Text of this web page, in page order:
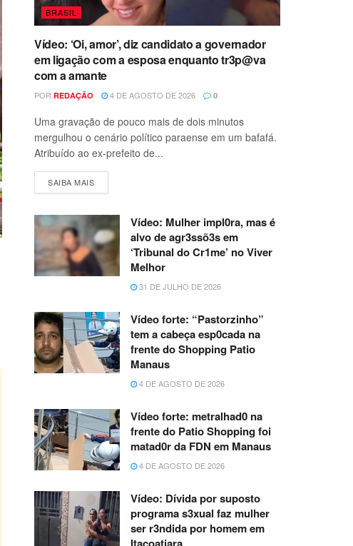
BRASIL
Vídeo: ‘Oi, amor’, diz candidato a governador
em ligação com a esposa enquanto tr3p@va
com a amante
POR REDAÇÃO 4 DE AGOSTO DE 2026 0
Uma gravação de pouco mais de dois minutos
mergulhou o cenário político paraense em um bafafá.
Atribuído ao ex-prefeito de...
SAIBA MAIS
Vídeo: Mulher impl0ra, mas é
alvo de agr3ssõ3s em
‘Tribunal do Cr1me’ no Viver
Melhor
31 DE JULHO DE 2026
Vídeo forte: “Pastorzinho”
tem a cabeça esp0cada na
frente do Shopping Patio
Manaus
4 DE AGOSTO DE 2026
Vídeo forte: metralhad0 na
frente do Patio Shopping foi
matad0r da FDN em Manaus
4 DE AGOSTO DE 2026
Vídeo: Dívida por suposto
programa s3xual faz mulher
ser r3ndida por homem em